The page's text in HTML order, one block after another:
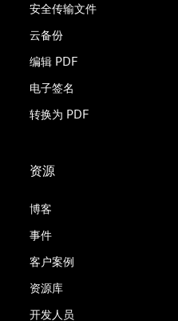
安全传输文件
云备份
编辑 PDF
电子签名
转换为 PDF
资源
博客
事件
客户案例
资源库
开发人员